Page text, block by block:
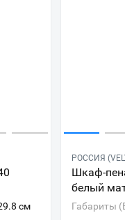
см
РОССИЯ
Шкаф-
белый
Габариты